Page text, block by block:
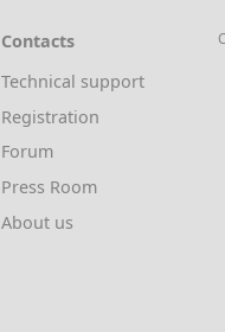
Contacts
Technical support
Registration
Forum
Press Room
About us